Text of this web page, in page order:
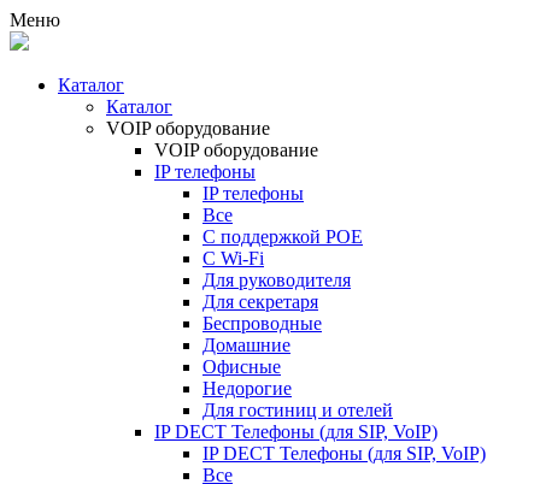
Меню
Каталог
Каталог
VOIP оборудование
VOIP оборудование
IP телефоны
IP телефоны
Все
С поддержкой POE
C Wi-Fi
Для руководителя
Для секретаря
Беспроводные
Домашние
Офисные
Недорогие
Для гостиниц и отелей
IP DECT Телефоны (для SIP, VoIP)
IP DECT Телефоны (для SIP, VoIP)
Все